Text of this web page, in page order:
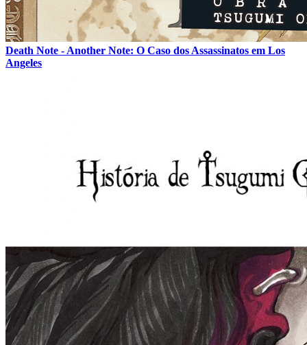
Death Note - Another Note: O Caso dos Assassinatos em Los
Angeles